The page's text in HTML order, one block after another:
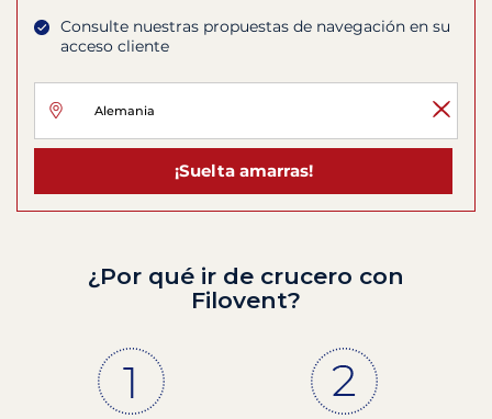
Consulte nuestras propuestas de navegación en su
acceso cliente
¡Suelta amarras!
¿Por qué ir de crucero con
Filovent?